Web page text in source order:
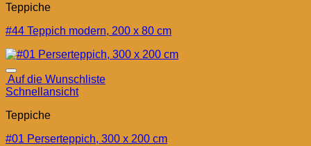
Teppiche
#44 Teppich modern, 200 x 80 cm
Auf die Wunschliste
Schnellansicht
Teppiche
#01 Perserteppich, 300 x 200 cm